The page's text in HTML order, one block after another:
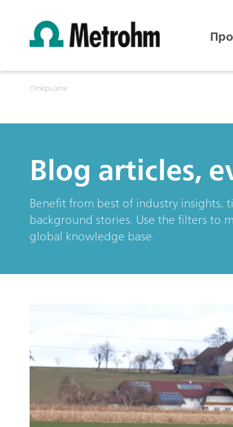
Открийте
Blog articles,
Benefit from best of industry
background stories. Use the filters to
global knowledge base.